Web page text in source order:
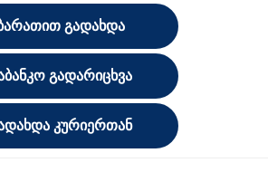
ᲒᲐᲓᲐᲮᲓᲐ
ᲒᲐᲓᲐᲠᲘᲪᲮᲕᲐ
ᲙᲣᲠᲘᲔᲠᲗᲐᲜ